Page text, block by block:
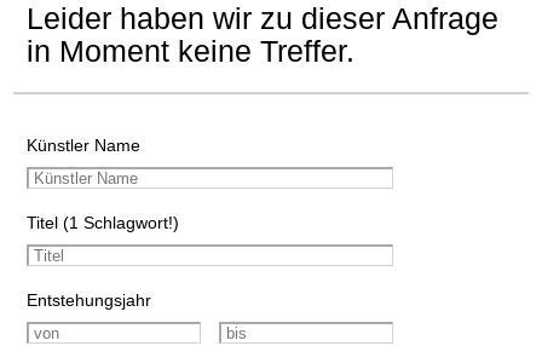
Leider haben wir zu dieser Anfrage
in Moment keine Treffer.
Künstler Name
Titel (1 Schlagwort!)
Entstehungsjahr